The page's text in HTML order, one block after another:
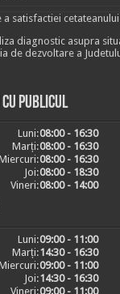
satisfactiei cetateanului
diagnostic asupra
de dezvoltare a
cu publicul
Luni:08:00 - 16:30
Marți:08:00 - 16:30
08:00 - 16:30
Joi:08:00 - 18:30
Vineri:08:00 - 14:00
Luni:09:00 - 11:00
Marți:14:30 - 16:30
09:00 - 11:00
Joi:14:30 - 16:30
Vineri:09:00 - 11:00